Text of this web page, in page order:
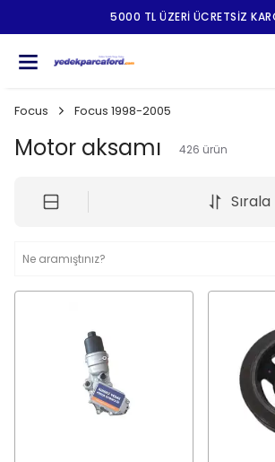
5000 TL ÜZERI ÜCRETSIZ
Focus Focus 1998-2005
Motor aksamı 426 ürün
Sırala